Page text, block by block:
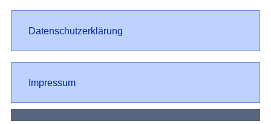
Datenschutz
Datenschutzerklärung
Impressum
Impressum